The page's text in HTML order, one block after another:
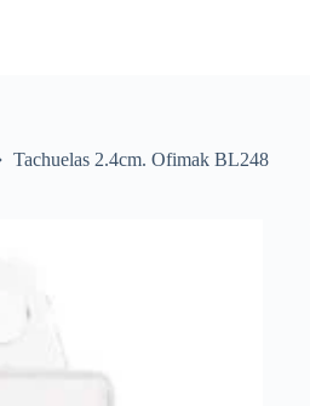
Tachuelas 2.4cm. Ofimak BL248